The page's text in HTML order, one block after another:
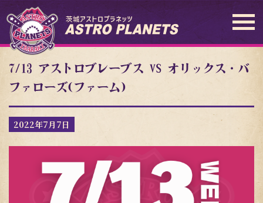
7/13 アストロブレーブス VS オリックス・バ
ファローズ(ファーム)
2022年7月7日